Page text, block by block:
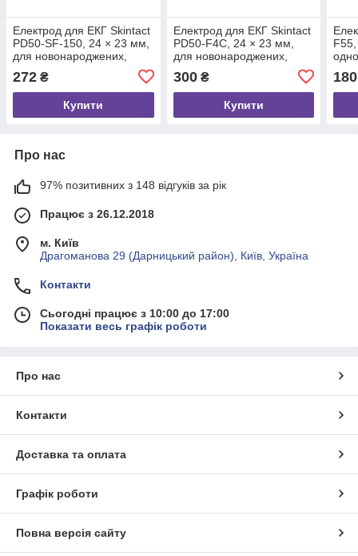
Електрод для ЕКГ Skintact
PD50-SF-150, 24 × 23 мм,
для новонароджених,
моніторингу, 3 шт.
272 ₴
Купити
Електрод для ЕКГ Skintact
PD50-F4C, 24 × 23 мм,
для новонароджених,
моніторингу, 3 шт.
300₴
Купити
180
Про нас
97% позитивних з 148 відгуків за рік
Працює з 26.12.2018
м. Київ
Драгоманова 29 (Дарницький район), Київ, Україна
Контакти
Сьогодні працює з 10:00 до 17:00
Показати весь графік роботи
Про нас
Контакти
Доставка та оплата
Графік роботи
Повна версія сайту